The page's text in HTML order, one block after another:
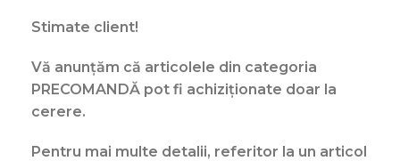
Stimate client!
Vă anunțăm că articolele din categoria
PRECOMANDĂ pot fi achiziționate doar la
cerere.
Pentru mai multe detalii, referitor la un articol